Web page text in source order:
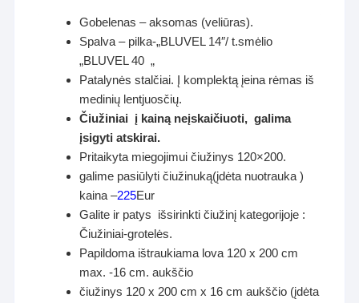
Gobelenas – aksomas (veliūras).
Spalva – pilka-„BLUVEL 14″/ t.smėlio
„BLUVEL 40 „
Patalynės stalčiai. Į komplektą įeina rėmas iš
medinių lentjuosčių.
Čiužiniai į kainą neįskaičiuoti, galima
įsigyti atskirai.
Pritaikyta miegojimui čiužinys 120×200.
galime pasiūlyti čiužinuką(įdėta nuotrauka )
kaina –225Eur
Galite ir patys išsirinkti čiužinį kategorijoje :
Čiužiniai-grotelės.
Papildoma ištraukiama lova 120 x 200 cm
max. -16 cm. aukščio
čiužinys 120 x 200 cm x 16 cm aukščio (įdėta